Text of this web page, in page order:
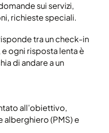
sui servizi,
richieste speciali.
tra un check-in
e ogni risposta lenta è
di andare a un
all’obiettivo,
alberghiero (PMS) e